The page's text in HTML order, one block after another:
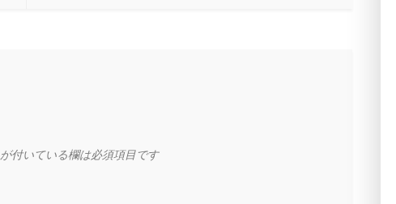
が付いている欄は必須項目です